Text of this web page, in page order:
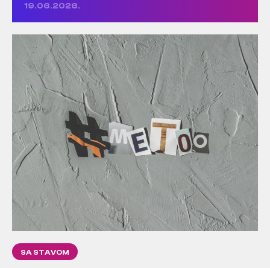
19.06.2026.
SA STAVOM